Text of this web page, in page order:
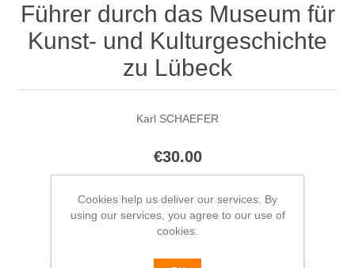
Führer durch das Museum für
Kunst- und Kulturgeschichte
zu Lübeck
Karl SCHAEFER
€30.00
Please select the address you want to ship from
Cookies help us deliver our services. By
using our services, you agree to our use of
cookies.